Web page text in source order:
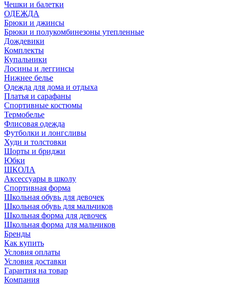
Чешки и балетки
ОДЕЖДА
Брюки и джинсы
Брюки и полукомбинезоны утепленные
Дождевики
Комплекты
Купальники
Лосины и леггинсы
Нижнее белье
Одежда для дома и отдыха
Платья и сарафаны
Спортивные костюмы
Термобелье
Флисовая одежда
Футболки и лонгсливы
Худи и толстовки
Шорты и бриджи
Юбки
ШКОЛА
Аксессуары в школу
Спортивная форма
Школьная обувь для девочек
Школьная обувь для мальчиков
Школьная форма для девочек
Школьная форма для мальчиков
Бренды
Как купить
Условия оплаты
Условия доставки
Гарантия на товар
Компания